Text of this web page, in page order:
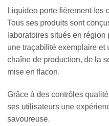
Liquideo porte fièrement les
Tous ses produits sont
laboratoires situés en
une traçabilité exemplaire et
chaîne de production, de la
mise en flacon.
Grâce à des contrôles
ses utilisateurs une
savoureuse.